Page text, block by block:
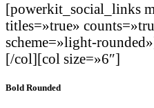
[powerkit_social_links
titles=»true»
scheme=»light-
[/col][col size=»6″]
Bold Rounded